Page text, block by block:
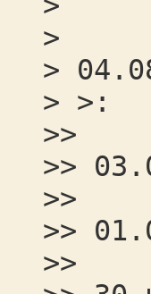
>
>
> >:
>>
>>
>>
>>
>>